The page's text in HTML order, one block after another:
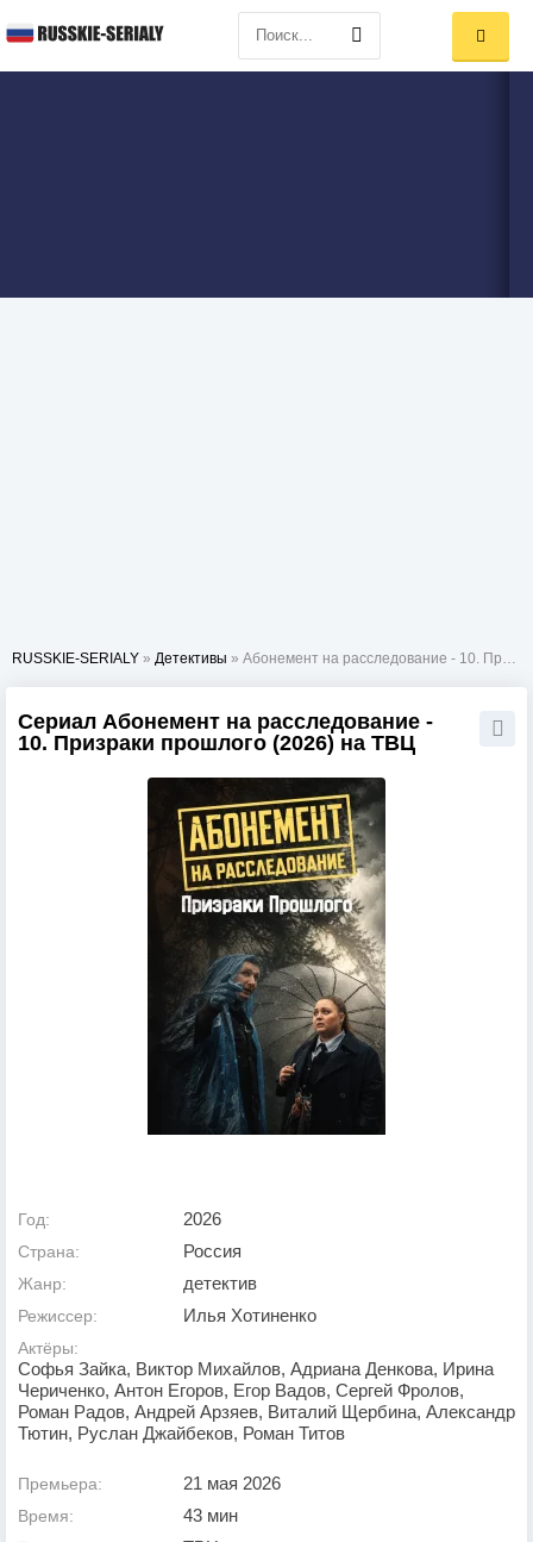
RUSSKIE-SERIALY » Детективы » Абонемент на расследование - 10. Призраки прошлого
Сериал Абонемент на расследование -
10. Призраки прошлого (2026) на ТВЦ
Год: 2026
Страна: Россия
Жанр: детектив
Режиссер: Илья Хотиненко
Актёры:
Софья Зайка, Виктор Михайлов, Адриана Денкова, Ирина
Чериченко, Антон Егоров, Егор Вадов, Сергей Фролов,
Роман Радов, Андрей Арзяев, Виталий Щербина, Александр
Тютин, Руслан Джайбеков, Роман Титов
Премьера: 21 мая 2026
Время: 43 мин